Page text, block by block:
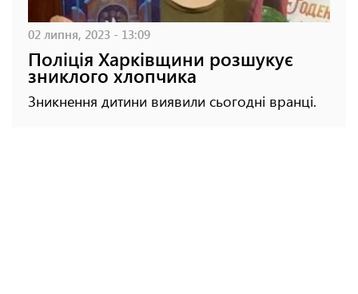
02 липня, 2023 - 13:09
Поліція Харківщини розшукує
зниклого хлопчика
Зникнення дитини виявили сьогодні вранці.